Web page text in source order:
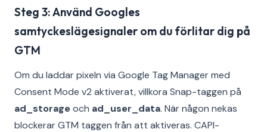
Steg 3: Använd Googles
samtyckeslägesignaler om du förlitar dig på
GTM
Om du laddar pixeln via Google Tag Manager med
Consent Mode v2 aktiverat, villkora Snap-taggen på
ad_storageoch ad_user_data. När någon nekas
blockerar GTM taggen från att aktiveras. CAPI-